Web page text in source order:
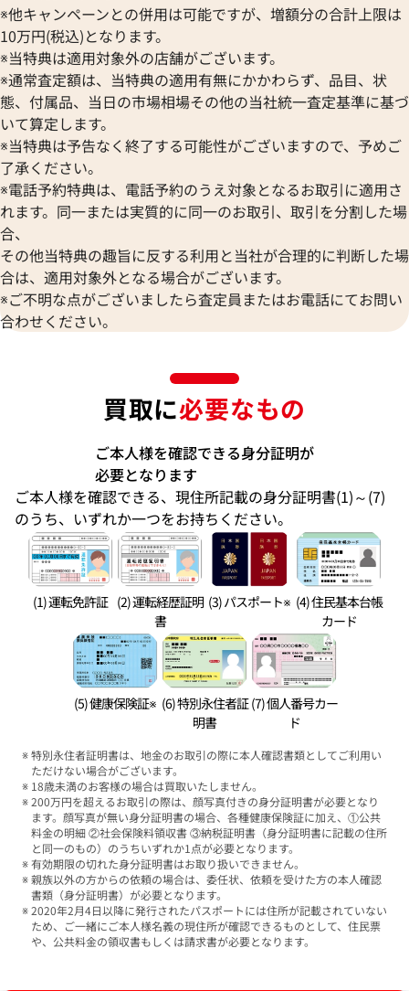
※他キャンペーンとの併用は可能ですが、増額分の合計上限は
10万円(税込)となります。
※当特典は適用対象外の店舗がございます。
※通常査定額は、当特典の適用有無にかかわらず、品目、状
態、付属品、当日の市場相場その他の当社統一査定基準に基づ
いて算定します。
※当特典は予告なく終了する可能性がございますので、予めご
了承ください。
※電話予約特典は、電話予約のうえ対象となるお取引に適用さ
れます。同一または実質的に同一のお取引、取引を分割した場
合、
その他当特典の趣旨に反する利用と当社が合理的に判断した場
合は、適用対象外となる場合がございます。
※ご不明な点がございましたら査定員またはお電話にてお問い
合わせください。
買取に必要なもの
ご本人様を確認できる身分証明が
必要となります
ご本人様を確認できる、現住所記載の身分証明書(1)～(7)
のうち、いずれか一つをお持ちください。
(1) 運転免許証 (2) 運転経歴証明
書
(3) パスポート※ (4) 住民基本台帳
カード
(5) 健康保険証※ (6) 特別永住者証
明書
(7) 個人番号カー
ド
特別永住者証明書は、地金のお取引の際に本人確認書類としてご利用い
ただけない場合がございます。
18歳未満のお客様の場合は買取いたしません。
200万円を超えるお取引の際は、顔写真付きの身分証明書が必要となり
ます。顔写真が無い身分証明書の場合、各種健康保険証に加え、①公共
料金の明細 ②社会保険料領収書 ③納税証明書（身分証明書に記載の住所
と同一のもの）のうちいずれか1点が必要となります。
有効期限の切れた身分証明書はお取り扱いできません。
親族以外の方からの依頼の場合は、委任状、依頼を受けた方の本人確認
書類（身分証明書）が必要となります。
2020年2月4日以降に発行されたパスポートには住所が記載されていない
ため、ご一緒にご本人様名義の現住所が確認できるものとして、住民票
や、公共料金の領収書もしくは請求書が必要となります。